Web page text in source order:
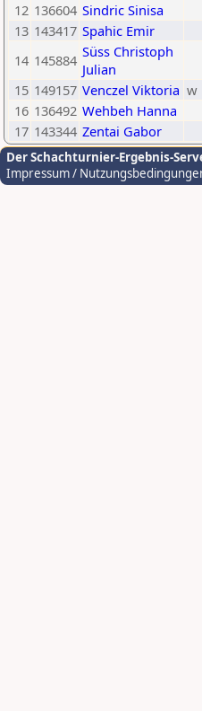
12 136604 Sindric Sinisa
13 143417 Spahic Emir
14 145884 Süss Christoph
Julian
15 149157 Venczel Viktoria w
16 136492 Wehbeh Hanna
17 143344 Zentai Gabor
Der Schachturnier-Ergebnis-
Impressum /